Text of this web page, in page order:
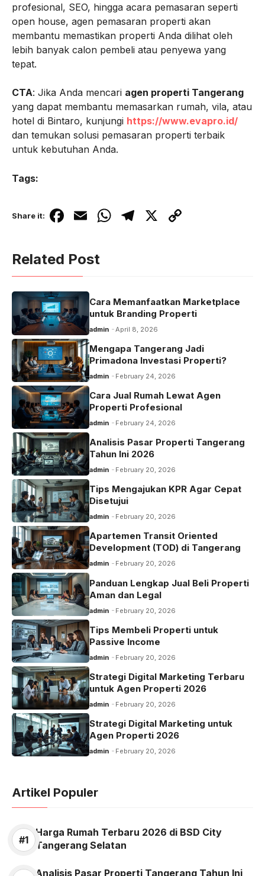
profesional, SEO, hingga acara pemasaran seperti
open house, agen pemasaran properti akan
membantu memastikan properti Anda dilihat oleh
lebih banyak calon pembeli atau penyewa yang
tepat.
CTA: Jika Anda mencari agen properti Tangerang
yang dapat membantu memasarkan rumah, vila, atau
hotel di Bintaro, kunjungi https://www.evapro.id/
dan temukan solusi pemasaran properti terbaik
untuk kebutuhan Anda.
Tags:
Share it: F
c
e
b
o
o
k
E
ail
W
at
p
p
T
m
X C
n
Related Post
Cara Memanfaatkan Marketplace
untuk Branding Properti
admin April 8, 2026
Mengapa Tangerang Jadi
Primadona Investasi Properti?
admin February 24, 2026
Cara Jual Rumah Lewat Agen
Properti Profesional
admin February 24, 2026
Analisis Pasar Properti Tangerang
Tahun Ini 2026
admin February 20, 2026
Tips Mengajukan KPR Agar Cepat
Disetujui
admin February 20, 2026
Apartemen Transit Oriented
Development (TOD) di Tangerang
admin February 20, 2026
Panduan Lengkap Jual Beli Properti
Aman dan Legal
admin February 20, 2026
Tips Membeli Properti untuk
Passive Income
admin February 20, 2026
Strategi Digital Marketing Terbaru
untuk Agen Properti 2026
admin February 20, 2026
Strategi Digital Marketing untuk
Agen Properti 2026
admin February 20, 2026
Artikel Populer
Harga Rumah Terbaru 2026 di BSD City
Tangerang Selatan
Analisis Pasar Properti Tangerang Tahun Ini